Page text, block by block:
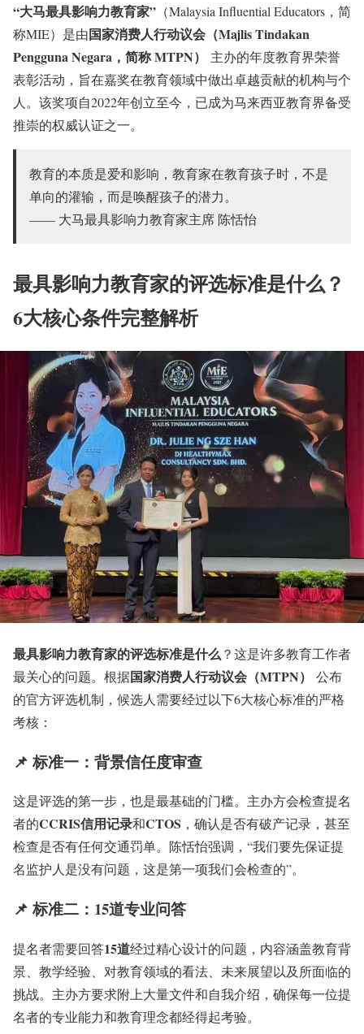
“大马最具影响力教育家” （Malaysia Influential Educators，简
称MIE）是由国家消费人行动议会（Majlis Tindakan
Pengguna Negara，简称 MTPN）
主办的年度教育界荣誉
表彰活动，旨在嘉奖在教育领域中做出卓越贡献的机构与个
人。该奖项自2022年创立至今，已成为马来西亚教育界备受
推崇的权威认证之一。
教育的本质是爱和影响，教育家在教育孩子时，不是
单向的灌输，而是唤醒孩子的潜力。
—— 大马最具影响力教育家主席 陈恬怡
最具影响力教育家的评选标准是什么？
6大核心条件完整解析
最具影响力教育家的评选标准是什么？这是许多教育工作者
最关心的问题。根据国家消费人行动议会（MTPN）
公布
的官方评选机制，候选人需要经过以下6大核心标准的严格
考核：
📌 标准一：背景信任度审查
这是评选的第一步，也是最基础的门槛。主办方会检查提名
者的CCRIS信用记录和CTOS ，确认是否有破产记录，甚至
检查是否有任何交通罚单。陈恬怡强调，“我们要先保证提
名监护人是没有问题，这是第一项我们会检查的”。
📌 标准二：15道专业问答
提名者需要回答15道经过精心设计的问题，内容涵盖教育背
景、教学经验、对教育领域的看法、未来展望以及所面临的
挑战。主办方要求附上大量文件和自我介绍，确保每一位提
名者的专业能力和教育理念都经得起考验。